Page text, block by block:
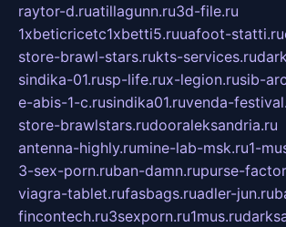
raytor-d.ruatillagunn.ru3d-file.ru
1xbeticricetc1xbetti5.ruuafoot-statti.ru
store-brawl-stars.rukts-services.ru
sindika-01.rusp-life.rux-legion.rusib-
e-abis-1-c.rusindika01.ruvenda-
store-brawlstars.rudooraleksandria.ru
antenna-highly.rumine-lab-msk.ru1-
3-sex-porn.ruban-damn.rupurse-
viagra-tablet.rufasbags.ruadler-jun.ru
fincontech.ru3sexporn.ru1mus.ru